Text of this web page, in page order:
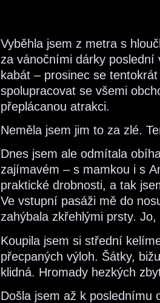
Vyběhla jsem z metra s
za vánočními dárky
kabát – prosinec se
spolupracovat se všemi
přeplácanou atrakci.
Neměla jsem jim to za zlé.
Dnes jsem ale odmítala
zajímavém – s mamkou i s
praktické drobnosti, a tak
Ve vstupní pasáži mě do
zahýbala zkřehlými prsty.
Koupila jsem si střední
přecpaných výloh. Šátky,
klidná. Hromady hezkých
Došla jsem až k poslednímu